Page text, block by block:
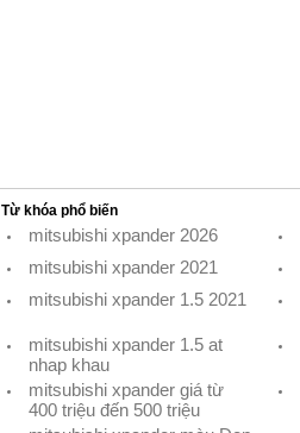
Từ khóa phổ biến
mitsubishi xpander 2026
mitsubishi xpander 2021
mitsubishi xpander 1.5 2021
mitsubishi xpander 1.5 at
nhap khau
mitsubishi xpander giá từ
400 triệu đến 500 triệu